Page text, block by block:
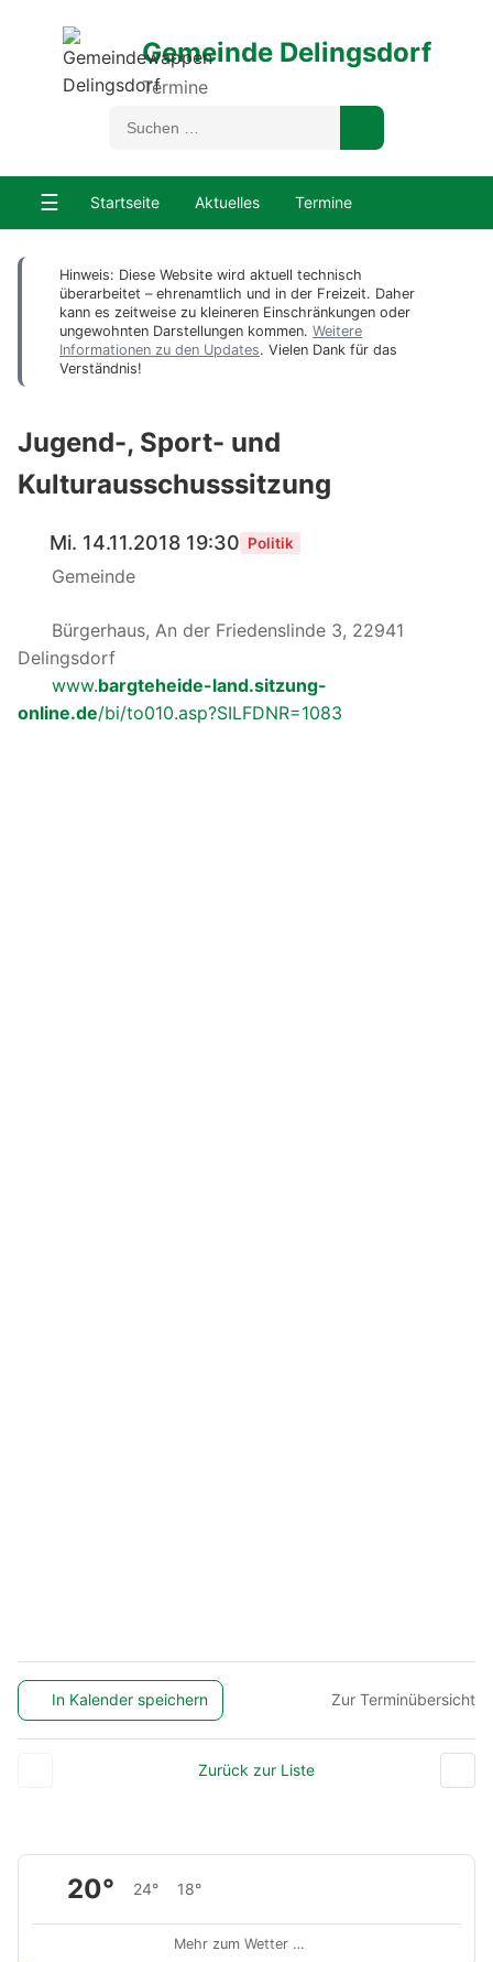
Gemeinde Delingsdorf
Termine
☰ Startseite Aktuelles Termine
Hinweis: Diese Website wird aktuell technisch
überarbeitet – ehrenamtlich und in der Freizeit. Daher
kann es zeitweise zu kleineren Einschränkungen oder
ungewohnten Darstellungen kommen. Weitere
Informationen zu den Updates. Vielen Dank für das
Verständnis!
Jugend-, Sport- und
Kulturausschusssitzung
Mi. 14.11.2018 19:30 Politik
Gemeinde
Bürgerhaus, An der Friedenslinde 3, 22941
Delingsdorf
www.bargteheide-land.sitzung-
online.de/bi/to010.asp?SILFDNR=1083
In Kalender speichern Zur Terminübersicht
Zurück zur Liste
20° 24° 18°
Mehr zum Wetter …